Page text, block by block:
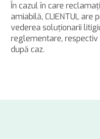
În cazul în care
amiabilă, CLIENTUL are
vederea soluţionarii
reglementare,
după caz.